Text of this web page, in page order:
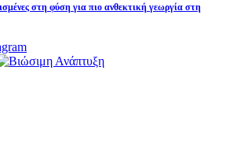
στη φύση για πιο ανθεκτική γεωργία στη